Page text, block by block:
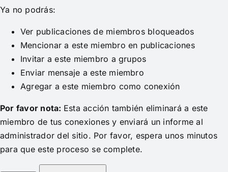
Ya no podrás:
Ver publicaciones de miembros bloqueados
Mencionar a este miembro en publicaciones
Invitar a este miembro a grupos
Enviar mensaje a este miembro
Agregar a este miembro como conexión
Por favor nota: Esta acción también eliminará a este
miembro de tus conexiones y enviará un informe al
administrador del sitio. Por favor, espera unos minutos
para que este proceso se complete.